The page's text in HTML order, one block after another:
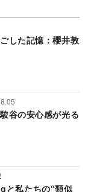
した記憶：櫻井敦
谷の安心感が光る
私たちの“類似